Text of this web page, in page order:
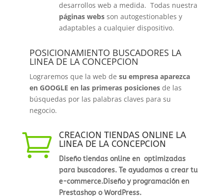
desarrollos web a medida. Todas nuestra
páginas websson autogestionables y
adaptables a cualquier dispositivo.
POSICIONAMIENTO BUSCADORES LA
LINEA DE LA CONCEPCION
Lograremos que la web de su empresa aparezca
en GOOGLE en las primeras posicionesde las
búsquedas por las palabras claves para su
negocio.

CREACION TIENDAS ONLINE LA
LINEA DE LA CONCEPCION
Diseño tiendas online en optimizadas
para buscadores. Te ayudamos a crear tu
e-commerce.Diseño y programación en
Prestashop o WordPress.